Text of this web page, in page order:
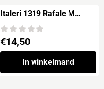
Italeri 1319 Rafale M
Opérations Extérieures
2011
Prijs: 14,50
€14,50
In winkelmand